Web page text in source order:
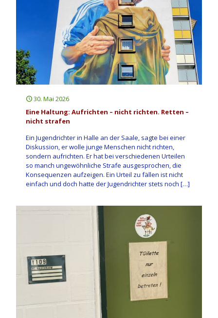
30. Mai 2026
Eine Haltung: Aufrichten – nicht richten. Retten –
nicht strafen
Ein Jugendrichter in Halle an der Saale, sagte bei einer
Diskussion, er wolle junge Menschen nicht richten,
sondern aufrichten. Er hat bei verschiedenen Urteilen
so manch ungewöhnliche Strafe ausgesprochen, die
Konsequenzen aufzeigen. Ein Urteil zu fällen ist nicht
einfach und doch hatte der Jugendrichter stets noch […]